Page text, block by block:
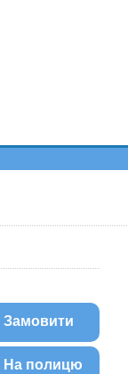
Замовити
На полицю